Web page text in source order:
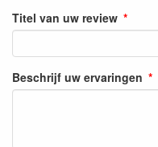
Titel van uw review
Beschrijf uw ervaringen